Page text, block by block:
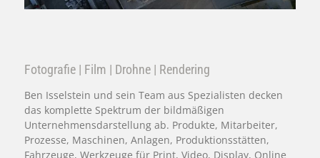
Fotografie | Film | Drohne | Rendering
Ben Isselstein und sein Team aus Spezialisten decken
das komplette Spektrum der bildmäßigen
Unternehmensdarstellung ab. Produkte, Mitarbeiter,
Prozesse, Maschinen, Anlagen, Produktionsstätten,
Fahrzeuge, Werkzeuge für Print, Video, Display, Online